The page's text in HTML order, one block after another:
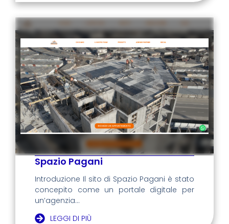
Spazio Pagani
Introduzione Il sito di Spazio Pagani è stato
concepito come un portale digitale per
un’agenzia...
LEGGI DI PIÙ